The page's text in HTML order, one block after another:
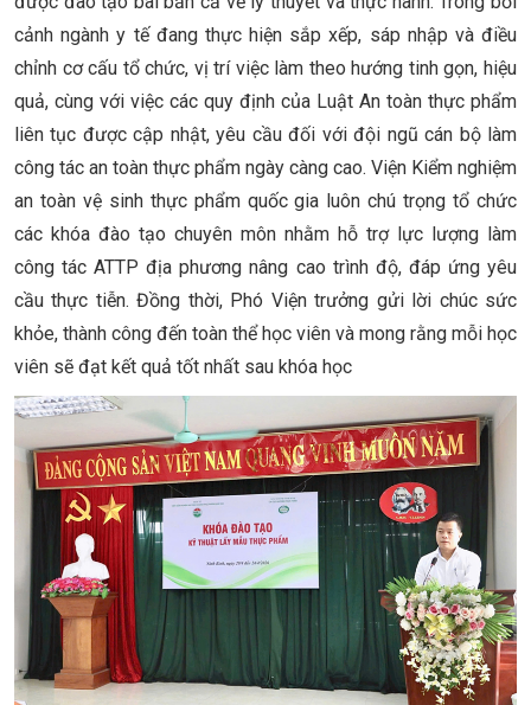
cảnh ngành y tế đang thực hiện sắp xếp, sáp nhập và điều
chỉnh cơ cấu tổ chức, vị trí việc làm theo hướng tinh gọn, hiệu
quả, cùng với việc các quy định của Luật An toàn thực phẩm
liên tục được cập nhật, yêu cầu đối với đội ngũ cán bộ làm
công tác an toàn thực phẩm ngày càng cao. Viện Kiểm nghiệm
an toàn vệ sinh thực phẩm quốc gia luôn chú trọng tổ chức
các khóa đào tạo chuyên môn nhằm hỗ trợ lực lượng làm
công tác ATTP địa phương nâng cao trình độ, đáp ứng yêu
cầu thực tiễn. Đồng thời, Phó Viện trưởng gửi lời chúc sức
khỏe, thành công đến toàn thể học viên và mong rằng mỗi học
viên sẽ đạt kết quả tốt nhất sau khóa học